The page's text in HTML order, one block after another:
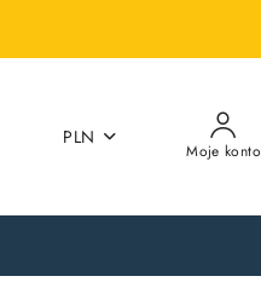
PLN
Moje konto